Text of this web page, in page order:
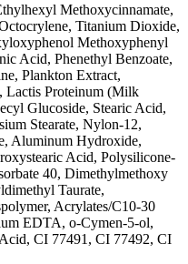
Methoxycinnamate,
Titanium Dioxide,
Methoxyphenyl
Acid, Phenethyl Benzoate,
Plankton Extract,
Lactis Proteinum (Milk
Glucoside, Stearic Acid,
Stearate, Nylon-12,
Aluminum Hydroxide,
Acid, Polysilicone-
40, Dimethylmethoxy
Taurate,
Acrylates/C10-30
EDTA, o-Cymen-5-ol,
CI 77491, CI 77492, CI